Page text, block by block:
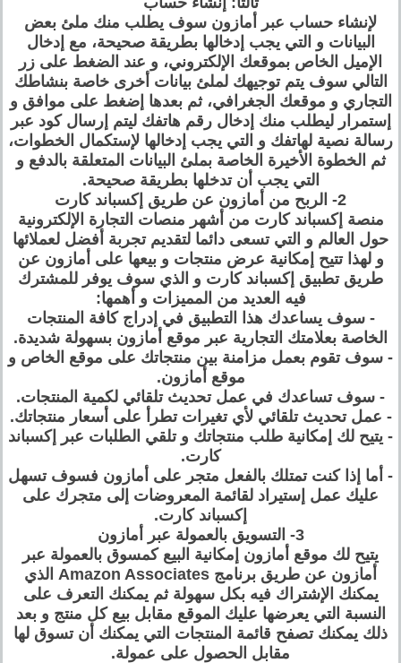
لإنشاء حساب عبر أمازون سوف يطلب منك ملئ بعض
البيانات و التي يجب إدخالها بطريقة صحيحة، مع إدخال
الإميل الخاص بموقعك الإلكتروني، و عند الضغط على زر
التالي سوف يتم توجيهك لملئ بيانات أخرى خاصة بنشاطك
التجاري و موقعك الجغرافي، ثم بعدها إضغط على موافق و
إستمرار ليطلب منك إدخال رقم هاتفك ليتم إرسال كود عبر
رسالة نصية لهاتفك و التي يجب إدخالها لإستكمال الخطوات،
ثم الخطوة الأخيرة الخاصة بملئ البيانات المتعلقة بالدفع و
التي يجب أن تدخلها بطريقة صحيحة.
2- الربح من أمازون عن طريق إكسباند كارت
منصة إكسباند كارت من أشهر منصات التجارة الإلكترونية
حول العالم و التي تسعى دائما لتقديم تجربة أفضل لعملائها
و لهذا تتيح إمكانية عرض منتجات و بيعها على أمازون عن
طريق تطبيق إكسباند كارت و الذي سوف يوفر للمشترك
فيه العديد من المميزات و أهمها:
- سوف يساعدك هذا التطبيق في إدراج كافة المنتجات
الخاصة بعلامتك التجارية عبر موقع أمازون بسهولة شديدة.
- سوف تقوم بعمل مزامنة بين منتجاتك على موقع الخاص و
موقع أمازون.
- سوف تساعدك في عمل تحديث تلقائي لكمية المنتجات.
- عمل تحديث تلقائي لأي تغيرات تطرأ على أسعار منتجاتك.
- يتيح لك إمكانية طلب منتجاتك و تلقي الطلبات عبر إكسباند
كارت.
- أما إذا كنت تمتلك بالفعل متجر على أمازون فسوف تسهل
عليك عمل إستيراد لقائمة المعروضات إلى متجرك على
إكسباند كارت.
3- التسويق بالعمولة عبر أمازون
يتيح لك موقع أمازون إمكانية البيع كمسوق بالعمولة عبر
أمازون عن طريق برنامج Amazon Associates الذي
يمكنك الإشتراك فيه بكل سهولة ثم يمكنك التعرف على
النسبة التي يعرضها عليك الموقع مقابل بيع كل منتج و بعد
ذلك يمكنك تصفح قائمة المنتجات التي يمكنك أن تسوق لها
مقابل الحصول على عمولة.